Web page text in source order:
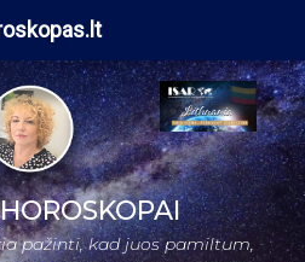
pažinti, kad juos pamiltum,